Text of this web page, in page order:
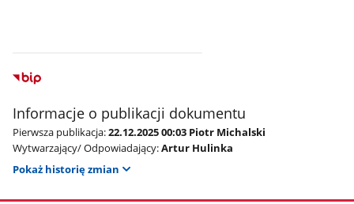
Informacje o publikacji dokumentu
Pierwsza publikacja:22.12.2025 00:03 Piotr Michalski
Wytwarzający/ Odpowiadający:Artur Hulinka
Pokaż historię zmian